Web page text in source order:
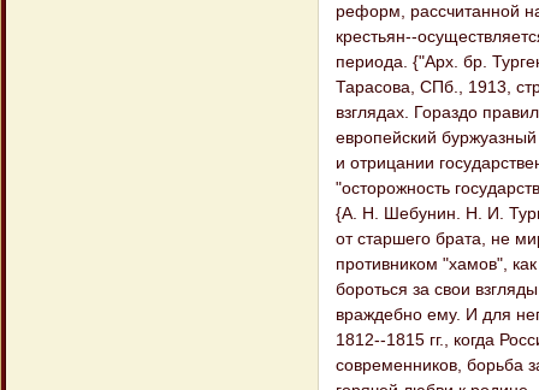
реформ, рассчитанной
крестьян--
периода. {"Арх. бр.
Тарасова, СПб., 1913,
взглядах. Гораздо
европейский
и отрицании
"осторожность
{А. Н. Шебунин. Н. И.
от старшего брата, не
противником "хамов",
бороться за свои
враждебно ему. И для
1812--1815 гг., когда
современников, борьба